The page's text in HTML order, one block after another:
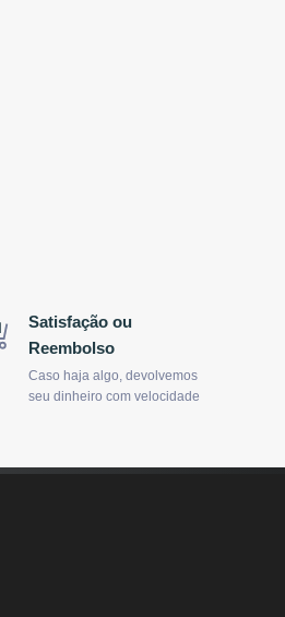
Satisfação ou
Reembolso
Caso haja algo, devolvemos
seu dinheiro com velocidade